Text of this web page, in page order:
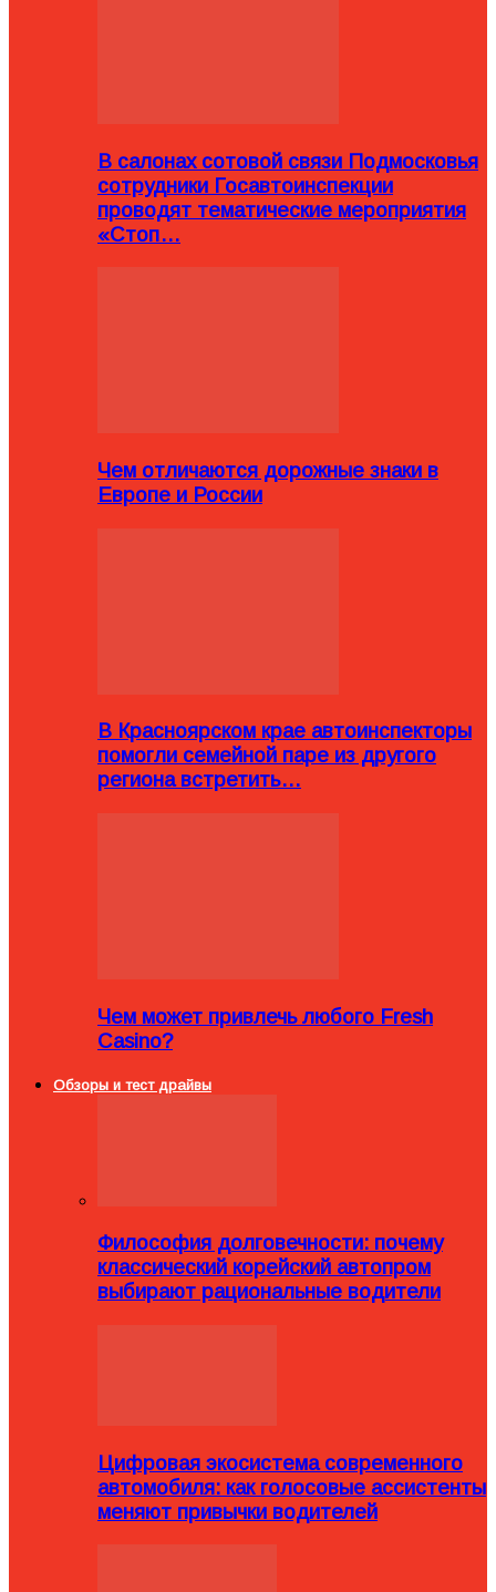
В салонах сотовой связи Подмосковья
сотрудники Госавтоинспекции
проводят тематические мероприятия
«Стоп…
Чем отличаются дорожные знаки в
Европе и России
В Красноярском крае автоинспекторы
помогли семейной паре из другого
региона встретить…
Чем может привлечь любого Fresh
Casino?
Обзоры и тест драйвы
Философия долговечности: почему
классический корейский автопром
выбирают рациональные водители
Цифровая экосистема современного
автомобиля: как голосовые ассистенты
меняют привычки водителей